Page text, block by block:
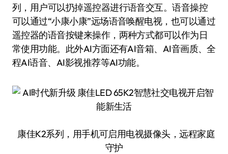
列，用户可以扔掉遥控器进行语音交互。语音操控
可以通过“小康小康”远场语音唤醒电视，也可以通过
遥控器的语音按键来操作，两种方式都可以作为日
常使用功能。此外AI方面还有AI音箱、AI音画质、全
程AI语音、AI影视推荐等AI功能。
康佳K2系列，用手机可启用电视摄像头，远程家庭
守护